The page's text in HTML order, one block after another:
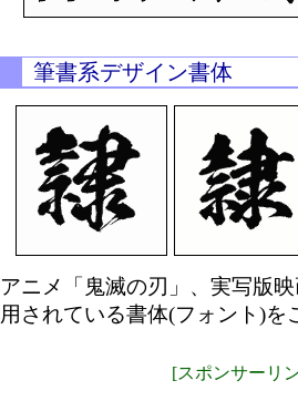
筆書系デザイン書体
アニメ「鬼滅の刃」、実写版
用されている書体(フォント)を
[スポンサーリ